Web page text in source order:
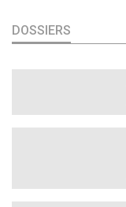
DOSSIERS